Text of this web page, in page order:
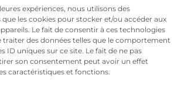
expériences, nous utilisons des
les cookies pour stocker et/ou accéder aux
Le fait de consentir à ces technologies
traiter des données telles que le comportement
ID uniques sur ce site. Le fait de ne pas
son consentement peut avoir un effet
caractéristiques et fonctions.